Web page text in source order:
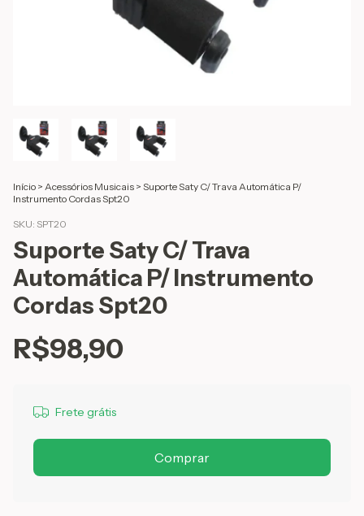
Início > Acessórios Musicais > Suporte Saty C/ Trava Automática P/
Instrumento Cordas Spt20
SKU: SPT20
Suporte Saty C/ Trava
Automática P/ Instrumento
Cordas Spt20
R$98,90
Frete grátis